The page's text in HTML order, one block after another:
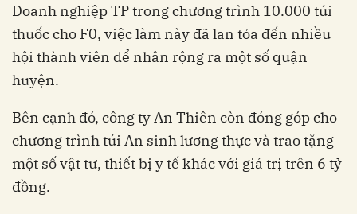
Doanh nghiệp TP trong chương trình 10.000 túi
thuốc cho F0, việc làm này đã lan tỏa đến nhiều
hội thành viên để nhân rộng ra một số quận
huyện.
Bên cạnh đó, công ty An Thiên còn đóng góp cho
chương trình túi An sinh lương thực và trao tặng
một số vật tư, thiết bị y tế khác với giá trị trên 6 tỷ
đồng.